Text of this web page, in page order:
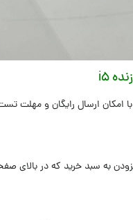
امکان ارسال رایگان و مهلت
به سبد خرید که در بالای